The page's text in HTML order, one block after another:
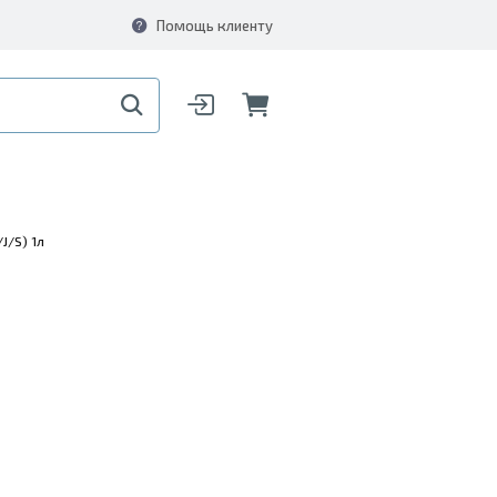
Помощь клиенту
S) 1л